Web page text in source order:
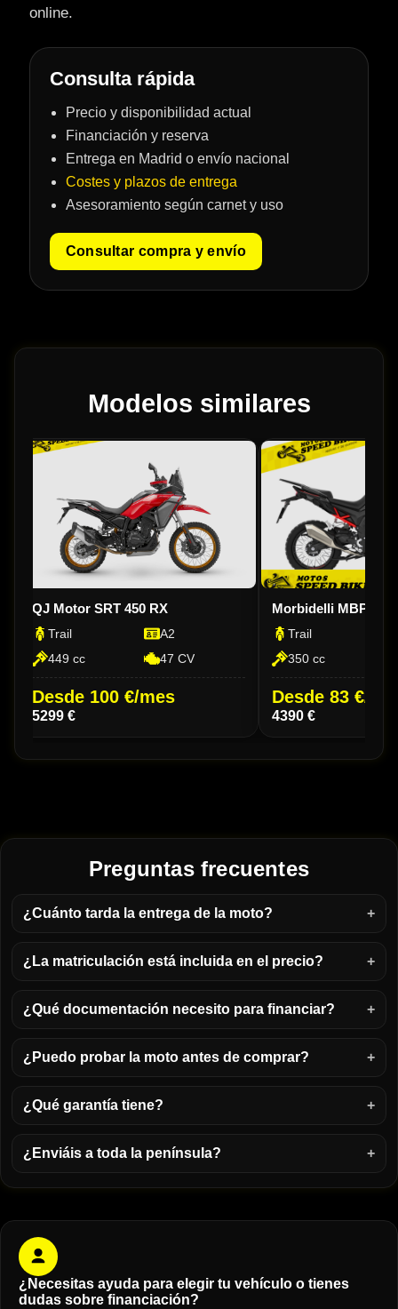
online.
Consulta rápida
Precio y disponibilidad actual
Financiación y reserva
Entrega en Madrid o envío nacional
Costes y plazos de entrega
Asesoramiento según carnet y uso
Consultar compra y envío
Modelos similares
QJ Motor SRT 450 RX
Trail
A2
449 cc
47 CV
Desde 100 €/mes
5299 €
Morbidelli MBP T
Trail
350 cc
Desde 83 €/
4390 €
Preguntas frecuentes
¿Cuánto tarda la entrega de la moto?
¿La matriculación está incluida en el precio?
¿Qué documentación necesito para financiar?
¿Puedo probar la moto antes de comprar?
¿Qué garantía tiene?
¿Enviáis a toda la península?
¿Necesitas ayuda para elegir tu vehículo o tienes
dudas sobre financiación?